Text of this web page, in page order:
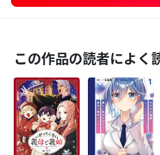
この作品の読者によく